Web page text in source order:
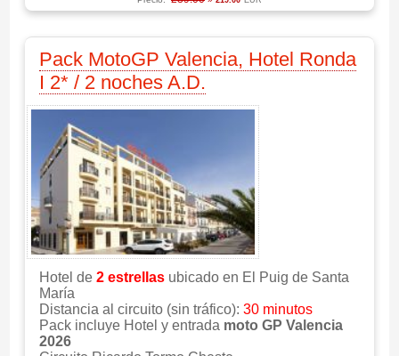
Pack MotoGP Valencia, Hotel Ronda
I 2* / 2 noches A.D.
Hotel de 2 estrellasubicado en El Puig de Santa
María
Distancia al circuito (sin tráfico): 30 minutos
Pack incluye Hotel y entrada moto GP Valencia
2026